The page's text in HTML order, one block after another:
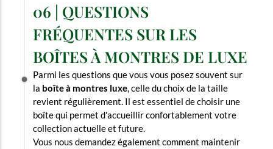
06 | QUESTIONS
FRÉQUENTES SUR LES
BOÎTES À MONTRES DE LUXE
Parmi les questions que vous vous posez souvent sur
la boîte à montres luxe, celle du choix de la taille
revient régulièrement. Il est essentiel de choisir une
boîte qui permet d'accueillir confortablement votre
collection actuelle et future.
Vous nous demandez également comment maintenir